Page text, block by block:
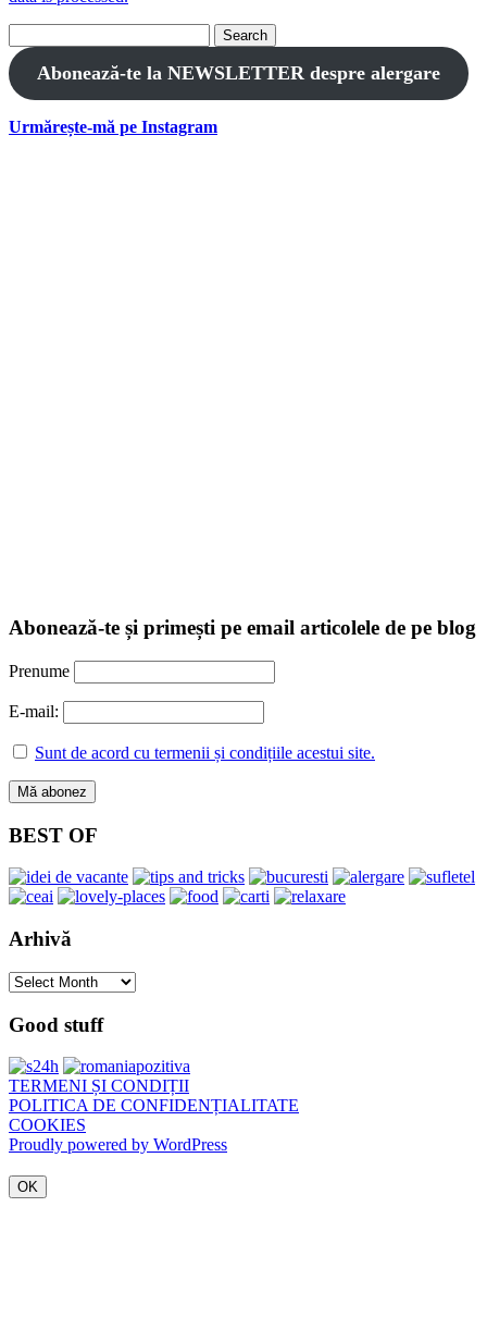
for:
Abonează-te la NEWSLETTER despre alergare
Urmărește-mă pe Instagram
Abonează-te și primești pe email articolele de pe blog
Prenume
E-mail:
Sunt de acord cu termenii și condițiile acestui site.
BEST OF
Arhivă
Arhivă
Good stuff
TERMENI ȘI CONDIȚII
POLITICA DE CONFIDENȚIALITATE
COOKIES
Proudly powered by WordPress
OK